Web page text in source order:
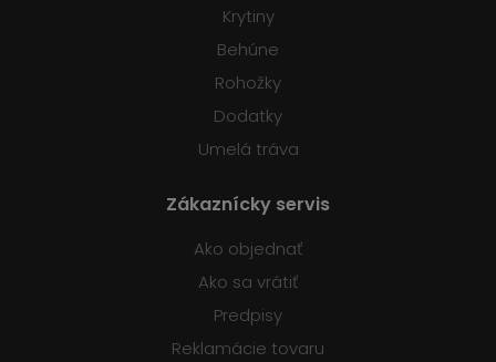
Krytiny
Behúne
Rohožky
Dodatky
Umelá tráva
Zákaznícky servis
Ako objednať
Ako sa vrátiť
Predpisy
Reklamácie tovaru